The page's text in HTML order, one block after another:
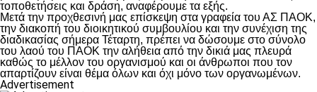
τοποθετήσεις και δράση, αναφέρουμε τα εξής.
Μετά την προχθεσινή μας επίσκεψη στα γραφεία του ΑΣ ΠΑΟΚ,
την διακοπή του διοικητικού συμβουλίου και την συνέχιση της
διαδικασίας σήμερα Τέταρτη, πρέπει να δώσουμε στο σύνολο
του λαού του ΠΑΟΚ την αλήθεια από την δικιά μας πλευρά
καθώς το μέλλον του οργανισμού και οι άνθρωποι που τον
απαρτίζουν είναι θέμα όλων και όχι μόνο των οργανωμένων.
Advertisement